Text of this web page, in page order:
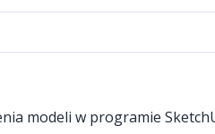
modeli w programie